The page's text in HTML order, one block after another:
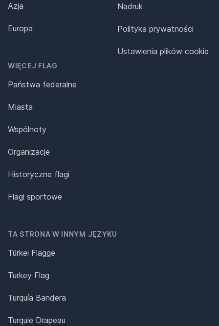
Azja
Europa
WIĘCEJ FLAG
Państwa federalne
Miasta
Wspólnoty
Organizacje
Historyczne flagi
Flagi sportowe
Nadruk
Polityka prywatności
Ustawienia plików cookie
TA STRONA W INNYM JĘZYKU
Türkei Flagge
Turkey Flag
Turquía Bandera
Turquie Drapeau